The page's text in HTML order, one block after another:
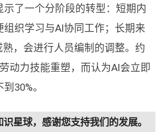
了一个分阶段的转型：短期内
织学习与AI协同工作；长期来
，会进行人员编制的调整。约
动力技能重塑，而认为AI会立即
30%。
星球，感谢您支持我们的发展。